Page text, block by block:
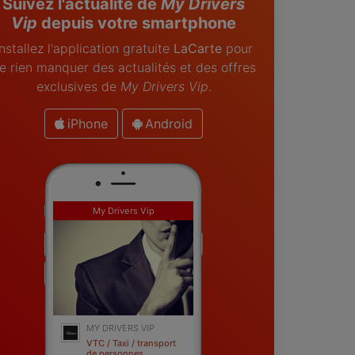
Vip depuis votre smartphone
l'application gratuite LaCartepour
rien manquer des actualités et des offres
exclusives de My Drivers Vip.
iPhone Android
My Drivers Vip
MY DRIVERS VIP
VTC / Taxi / transport